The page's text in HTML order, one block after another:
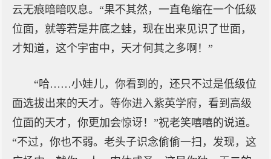
云无痕暗暗叹息。“果不其然，一直龟缩在一个低级
位面，就等若是井底之蛙，现在出来见识了世面，
才知道，这个宇宙中，天才何其之多啊！”
“哈……小娃儿，你看到的，还只不过是低级位
面选拔出来的天才。等你进入紫英学府，看到高级
位面的天才，你更加会惊讶！”祝老笑嘻嘻的说道。
“不过，你也不弱。老头子识念偷偷一扫，发现，这